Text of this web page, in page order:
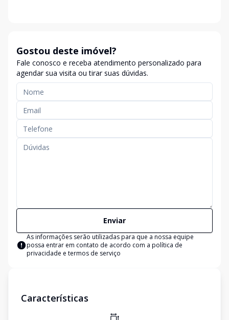
Gostou deste imóvel?
Fale conosco e receba atendimento personalizado para
agendar sua visita ou tirar suas dúvidas.
Enviar
As informações serão utilizadas para que a nossa equipe
possa entrar em contato de acordo com a política de
privacidade e termos de serviço
Características